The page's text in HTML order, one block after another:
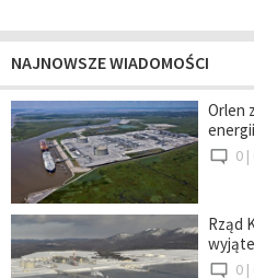
NAJNOWSZE WIADOMOŚCI
Orlen
0 |
Rząd
0 |